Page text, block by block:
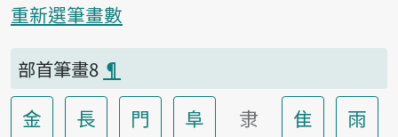
重新選筆畫數
部首筆畫8 ¶
金 長 門 阜 隶 隹
雨